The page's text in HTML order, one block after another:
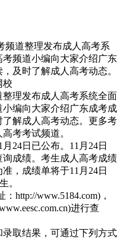
道整理发布成人高考系
频道小编向大家介绍广东
及时了解成人高考动态。
校
理发布成人高考系统全面
编向大家介绍广东成考成
解成人高考动态。更多考
考考试频道。
24日已公布。11月24日
成绩。考生成人高考成绩
，成绩单将于11月24日
。
www.5184.com)，
进行查
取结果，可通过下列方式